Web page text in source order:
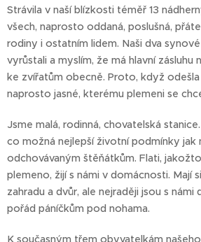
Strávila v naší blízkosti téměř 13
všech, naprosto oddaná, poslušná,
rodiny i ostatním lidem. Naši dva
vyrůstali a myslím, že má hlavní zásluhu
ke zvířatům obecně. Proto, když
naprosto jasné, kterému plemeni se
Jsme malá, rodinná, chovatelská
co možná nejlepší životní podmínky jak
odchovávaným štěňátkům. Flati,
plemeno, žijí s námi v domácnosti. Mají
zahradu a dvůr, ale nejraději jsou s námi
pořád páníčkům pod nohama.
K současným třem obyvatelkám